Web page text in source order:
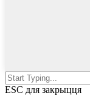
ESC для закрыцця